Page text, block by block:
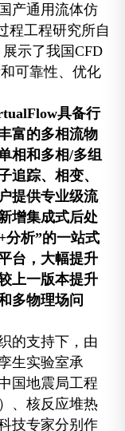
产通用流体仿
程工程研究所自
示了我国CFD
可靠性、优化
具备行
富的多相流物
相和多相/多组
追踪、相变、
提供专业级流
增集成式后处
分析”的一站式
台，大幅提升
上一版本提升
多物理场问
的支持下，由
生实验室承
国地震局工程
、核反应堆热
技专家分别作